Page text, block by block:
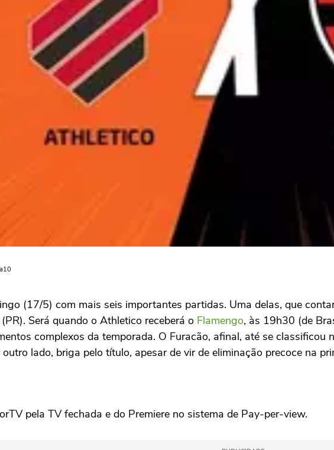
(17/5) com mais seis importantes partidas. Uma delas, que
Será quando o Athletico receberá o Flamengo, às 19h30 (de
complexos da temporada. O Furacão, afinal, até se
lado, briga pelo título, apesar de vir de eliminação precoce na
pela TV fechada e do Premiere no sistema de Pay-per-view.